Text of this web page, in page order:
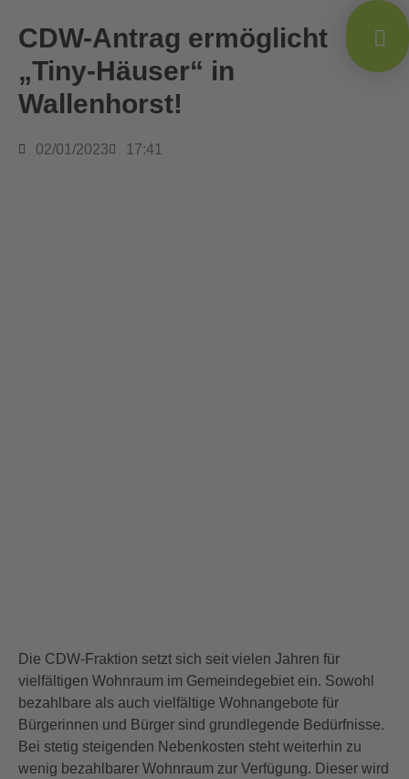
CDW-Antrag ermöglicht
„Tiny-Häuser“ in
Wallenhorst!
02/01/2023 17:41
Die CDW-Fraktion setzt sich seit vielen Jahren für
vielfältigen Wohnraum im Gemeindegebiet ein. Sowohl
bezahlbare als auch vielfältige Wohnangebote für
Bürgerinnen und Bürger sind grundlegende Bedürfnisse.
Bei stetig steigenden Nebenkosten steht weiterhin zu
wenig bezahlbarer Wohnraum zur Verfügung. Dieser wird